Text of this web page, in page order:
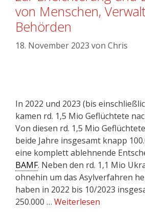
von Menschen,
Behörden
18. November 2023 von Chris
In 2022 und 2023 (bis
kamen rd. 1,5 Mio Geflüchtete
Von diesen rd. 1,5 Mio
beide Jahre insgesamt knapp
eine komplett ablehnende
BAMF. Neben den rd. 1,1 Mio
ohnehin um das Asylverfahren
haben in 2022 bis 10/2023
250.000 … Weiterlesen